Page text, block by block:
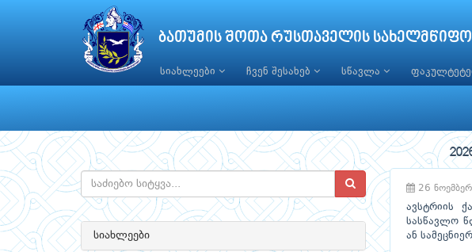
ბათუმის შოთა რუსთაველის სახელმწიფო
სიახლეები ჩვენ შესახებ სწავლა
სიახლეები
26
ავსტრიის
სასწავლო
ან